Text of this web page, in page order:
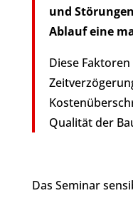
und
Ablauf eine
Diese
Qualität der
Das Seminar